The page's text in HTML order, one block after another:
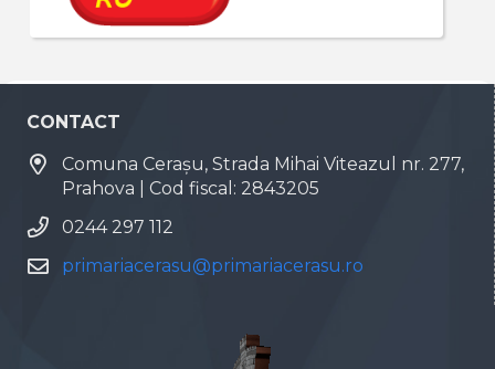
CONTACT
Comuna Cerașu, Strada Mihai Viteazul nr. 277,
Prahova | Cod fiscal: 2843205
0244 297 112
primariacerasu@primariacerasu.ro